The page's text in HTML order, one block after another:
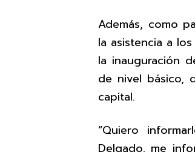
Además, como
la asistencia a
la inauguración
de nivel básico,
capital.
“Quiero
Delgado, me